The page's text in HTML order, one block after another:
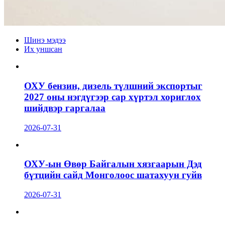
Шинэ мэдээ
Их уншсан
ОХУ бензин, дизель түлшний экспортыг
2027 оны нэгдүгээр сар хүртэл хориглох
шийдвэр гаргалаа
2026-07-31
ОХУ-ын Өвөр Байгалын хязгаарын Дэд
бүтцийн сайд Монголоос шатахуун гуйв
2026-07-31